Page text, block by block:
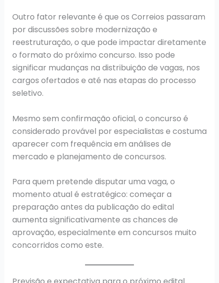
Outro fator relevante é que os Correios passaram
por discussões sobre modernização e
reestruturação, o que pode impactar diretamente
o formato do próximo concurso. Isso pode
significar mudanças na distribuição de vagas, nos
cargos ofertados e até nas etapas do processo
seletivo.
Mesmo sem confirmação oficial, o concurso é
considerado provável por especialistas e costuma
aparecer com frequência em análises de
mercado e planejamento de concursos.
Para quem pretende disputar uma vaga, o
momento atual é estratégico: começar a
preparação antes da publicação do edital
aumenta significativamente as chances de
aprovação, especialmente em concursos muito
concorridos como este.